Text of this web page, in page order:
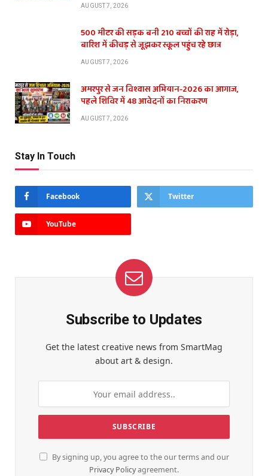
AUGUST 7, 2026
500 मीटर की सड़क बनी 210 बच्चों की राह में रोड़ा,
बारिश में कीचड़ से जूझकर स्कूल पहुंच रहे छात्र
AUGUST 7, 2026
अमरपुर से जन विश्वास अभियान-2026 का आगाज,
पहले शिविर में 48 आवेदनों का निराकरण
AUGUST 7, 2026
Stay In Touch
Facebook Twitter
YouTube
Subscribe to Updates
Get the latest creative news from SmartMag
about art & design.
By signing up, you agree to the our terms and our
Privacy Policyagreement.